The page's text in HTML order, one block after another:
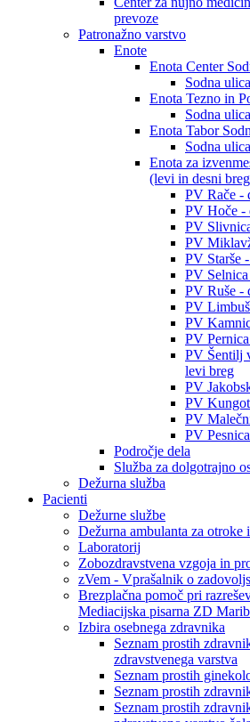
prevoze
Patronažno varstvo
Enote
Enota Center
Sodna
Enota Tezno in
Sodna
Enota Tabor
Sodna
Enota za
(levi in desni
PV Rače -
PV Hoče -
PV
PV
PV Starše
PV
PV Ruše -
PV
PV
PV
PV Šentilj
levi breg
PV
PV
PV
PV
Področje dela
Služba za dolgotrajno
Dežurna služba
Pacienti
Dežurne službe
Dežurna ambulanta za otroke
Laboratorij
Zobozdravstvena vzgoja in
zVem - Vprašalnik o
Brezplačna pomoč pri
Mediacijska pisarna ZD
Izbira osebnega zdravnika
Seznam prostih
zdravstvenega varstva
Seznam prostih
Seznam prostih
Seznam prostih